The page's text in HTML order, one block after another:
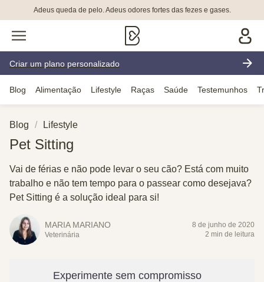
Adeus queda de pelo. Adeus odores fortes das fezes e gases.
Criar um plano personalizado
Blog Alimentação Lifestyle Raças Saúde Testemunhos
Blog Lifestyle
Pet Sitting
Vai de férias e não pode levar o seu cão? Está com muito
trabalho e não tem tempo para o passear como desejava?
Pet Sitting é a solução ideal para si!
MARIA MARIANO
Veterinária
8 de junho de 2020
2 min de leitura
Experimente sem compromisso